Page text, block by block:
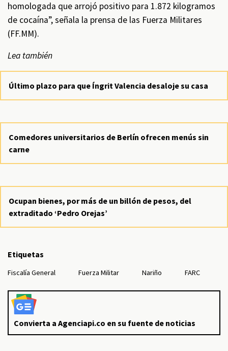
homologada que arrojó positivo para 1.872 kilogramos
de cocaína”, señala la prensa de las Fuerza Militares
(FF.MM).
Lea también
Último plazo para que Íngrit Valencia desaloje su casa
Comedores universitarios de Berlín ofrecen menús sin
carne
Ocupan bienes, por más de un billón de pesos, del
extraditado ‘Pedro Orejas’
Etiquetas
Fiscalía General Fuerza Militar Nariño FARC
Convierta a Agenciapi.co en su fuente de noticias